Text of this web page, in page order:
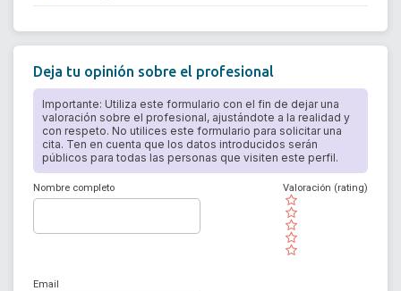
Deja tu opinión sobre el profesional
Importante: Utiliza este formulario con el fin de dejar una
valoración sobre el profesional, ajustándote a la realidad y
con respeto. No utilices este formulario para solicitar una
cita. Ten en cuenta que los datos introducidos serán
públicos para todas las personas que visiten este perfil.
Nombre completo
( )
( )
( )
( )
( )
Valoración (rating)
Email